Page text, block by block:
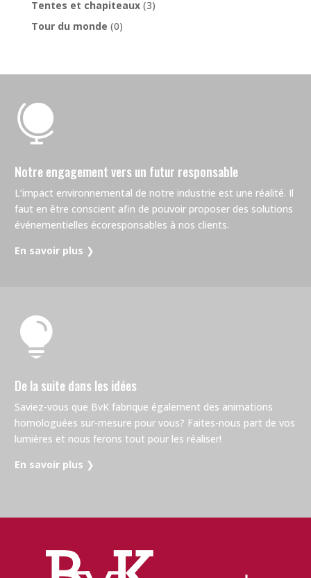
Tentes et chapiteaux (3)
Tour du monde (0)

Notre engagement vers un futur responsable
L’impact environnemental de notre industrie est une réalité. Il
faut en être conscient afin de pouvoir proposer des solutions
événementielles écoresponsables à nos clients.
En savoir plus ❯

De la suite dans les idées
Saviez-vous que BvK fabrique également des animations
homologuées sur-mesure pour vous? Faites-nous part de vos
lumières et nous ferons tout pour les réaliser!
En savoir plus ❯